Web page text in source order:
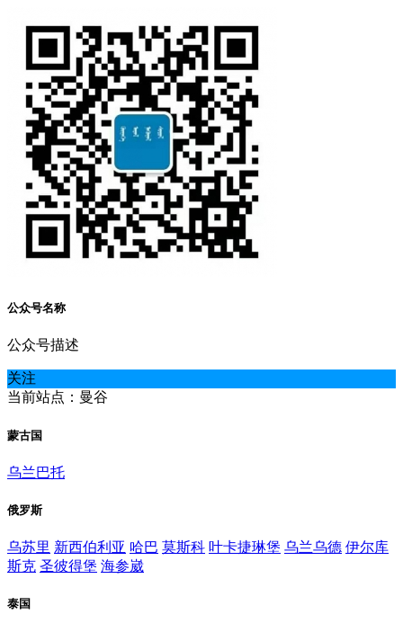
公众号名称
公众号描述
关注
当前站点：曼谷
蒙古国
乌兰巴托
俄罗斯
乌苏里 新西伯利亚 哈巴 莫斯科 叶卡捷琳堡 乌兰乌德 伊尔库
斯克 圣彼得堡 海参崴
泰国